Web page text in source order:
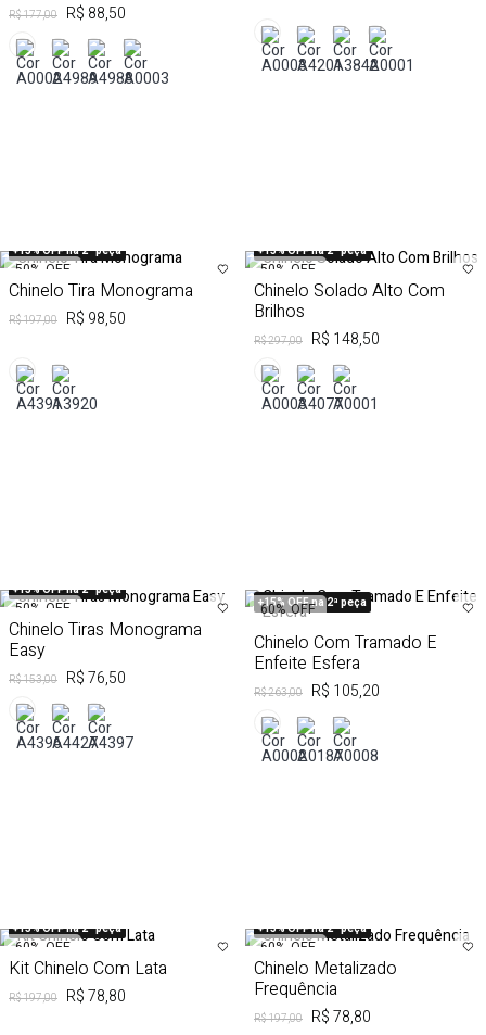
R$ 177,00 R$ 88,50
+15% OFF na 2ª peça
50% OFF
Chinelo Tira Monograma
R$ 197,00 R$ 98,50
+15% OFF na 2ª peça
50% OFF
Chinelo Solado Alto Com
Brilhos
R$ 297,00 R$ 148,50
+15% OFF na 2ª peça
50% OFF
Chinelo Tiras Monograma
Easy
R$ 153,00 R$ 76,50
+15% OFF na 2ª peça
60% OFF
Chinelo Com Tramado E
Enfeite Esfera
R$ 263,00 R$ 105,20
+15% OFF na 2ª peça
60% OFF
Kit Chinelo Com Lata
R$ 197,00 R$ 78,80
+15% OFF na 2ª peça
60% OFF
Chinelo Metalizado
Frequência
R$ 197,00 R$ 78,80